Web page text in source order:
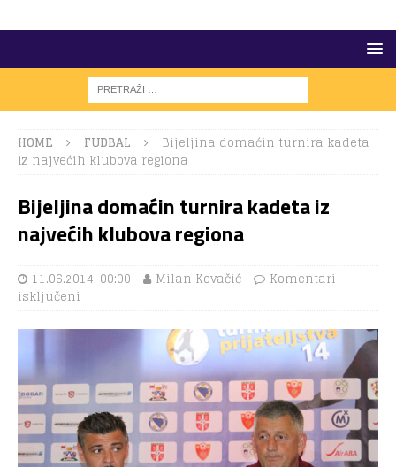
HOME FUDBAL
Bijeljina domaćin turnira kadeta
iz najvećih klubova regiona
Bijeljina domaćin turnira kadeta iz
najvećih klubova regiona
11.06.2014. 00:00 Milan Kovačić
Komentari
isključeni